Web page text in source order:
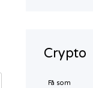
Crypto
Få som